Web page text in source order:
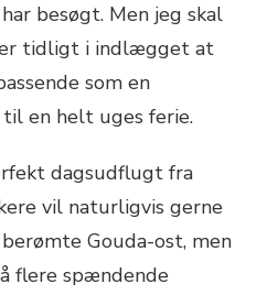
besøgt. Men jeg skal
tidligt i indlægget at
som en
en helt uges ferie.
dagsudflugt fra
vil naturligvis gerne
Gouda-ost, men
flere spændende